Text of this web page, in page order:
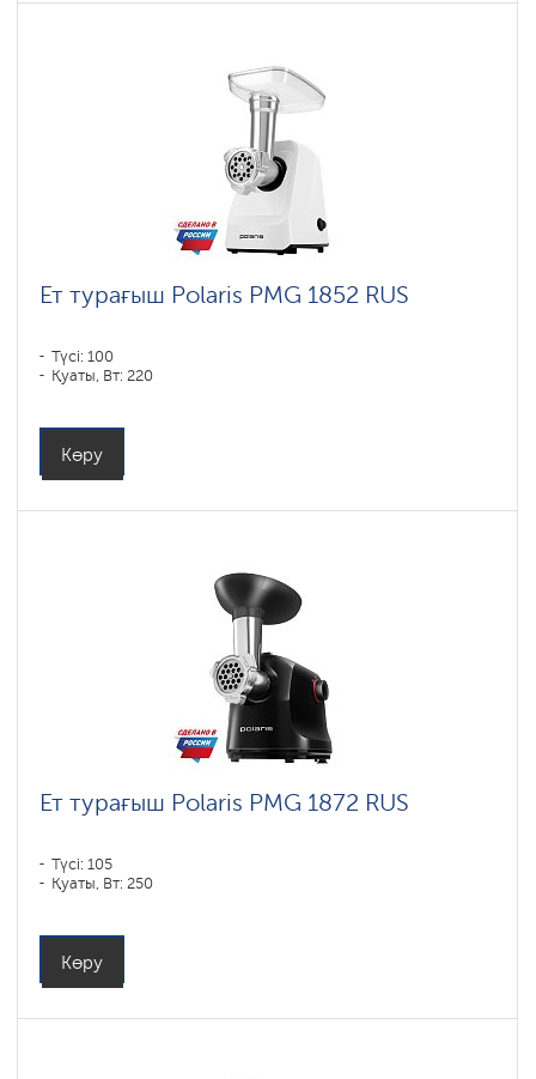
Ет турағыш Polaris PMG 1852 RUS
Түсі: 100
Қуаты, Вт: 220
Көру
Ет турағыш Polaris PMG 1872 RUS
Түсі: 105
Қуаты, Вт: 250
Көру